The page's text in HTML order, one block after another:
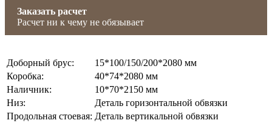
Заказать расчет
Расчет ни к чему не обязывает
Доборный брус:
15*100/150/200*2080 мм
Коробка:
40*74*2080 мм
Наличник:
10*70*2150 мм
Низ:
Деталь горизонтальной обвязки
Продольная стоевая: Деталь вертикальной обвязки